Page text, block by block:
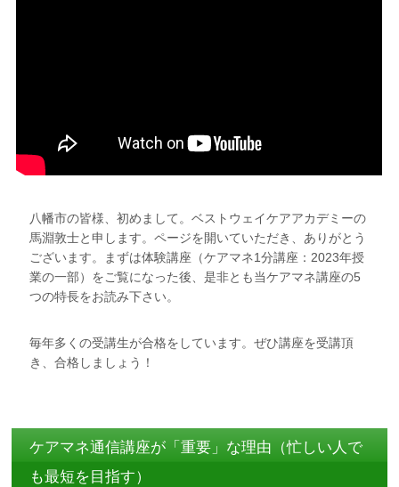
八幡市の皆様、初めまして。ベストウェイケアアカデミーの
馬淵敦士と申します。ページを開いていただき、ありがとう
ございます。まずは体験講座（ケアマネ1分講座：2023年授
業の一部）をご覧になった後、是非とも当ケアマネ講座の5
つの特長をお読み下さい。
毎年多くの受講生が合格をしています。ぜひ講座を受講頂
き、合格しましょう！
ケアマネ通信講座が「重要」な理由（忙しい人で
も最短を目指す）